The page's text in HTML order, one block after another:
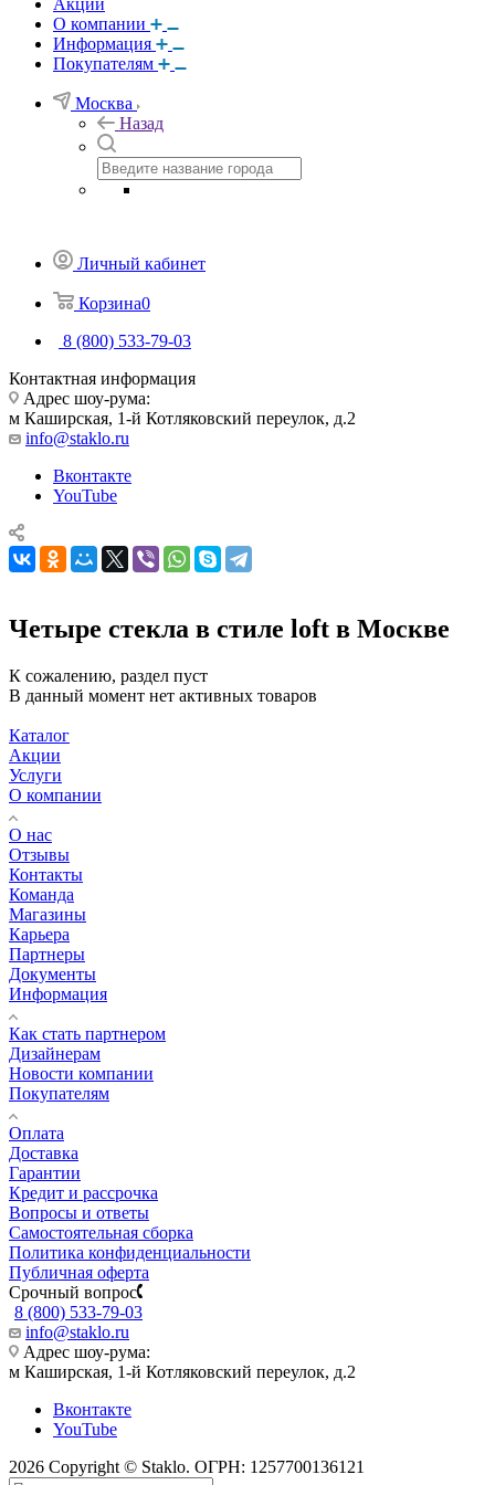
Акции
О компании
Информация
Покупателям
Москва
Назад
Личный кабинет
Корзина0
8 (800) 533-79-03
Контактная информация
Адрес шоу-рума:
м Каширская, 1-й Котляковский переулок, д.2
info@staklo.ru
Вконтакте
YouTube
Четыре стекла в стиле loft в Москве
К сожалению, раздел пуст
В данный момент нет активных товаров
Каталог
Акции
Услуги
О компании
О нас
Отзывы
Контакты
Команда
Магазины
Карьера
Партнеры
Документы
Информация
Как стать партнером
Дизайнерам
Новости компании
Покупателям
Оплата
Доставка
Гарантии
Кредит и рассрочка
Вопросы и ответы
Самостоятельная сборка
Политика конфиденциальности
Публичная оферта
Срочный вопрос
8 (800) 533-79-03
info@staklo.ru
Адрес шоу-рума:
м Каширская, 1-й Котляковский переулок, д.2
Вконтакте
YouTube
2026 Copyright © Staklo. ОГРН: 1257700136121